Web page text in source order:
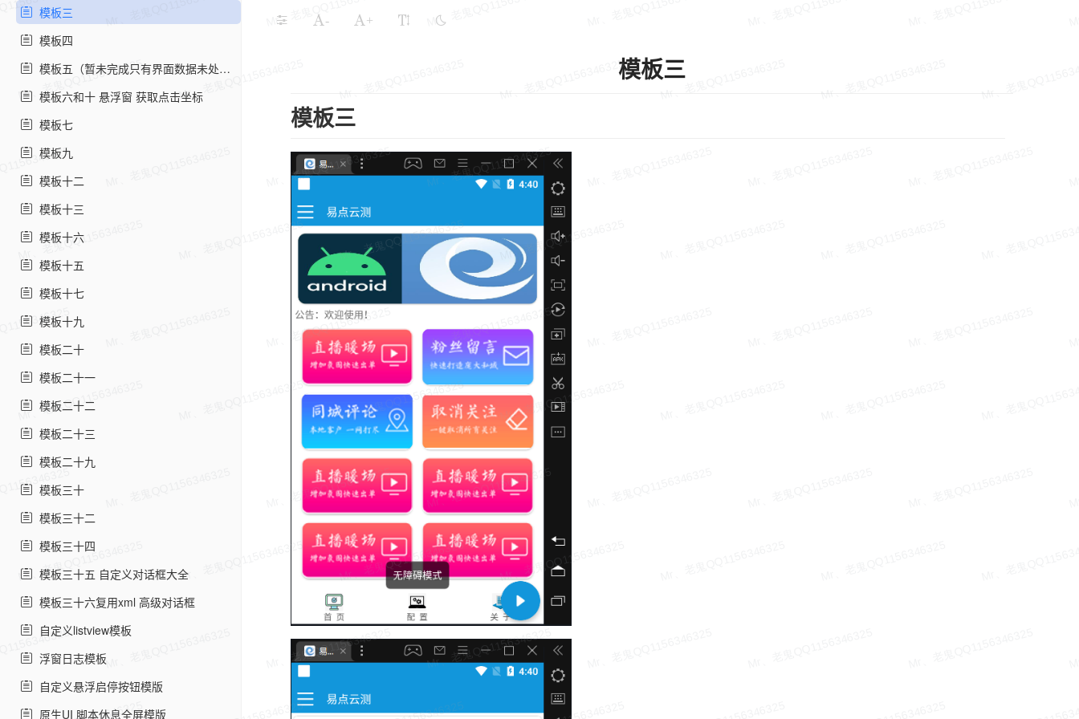
模板三
模板四
模板五（暂未完成只有界面数据未处理）
模板六和十 悬浮窗 获取点击坐标
模板七
模板九
模板十二
模板十三
模板十六
模板十五
模板十七
模板十九
模板二十
模板二十一
模板二十二
模板二十三
模板二十九
模板三十
模板三十二
模板三十四
模板三十五 自定义对话框大全
模板三十六复用xml 高级对话框
自定义listview模板
浮窗日志模板
自定义悬浮启停按钮模版
原生UI 脚本休息全屏模版
- +
模板三
模板三